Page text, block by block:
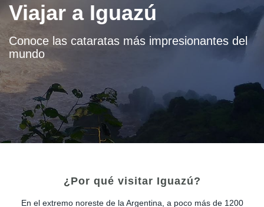
Viajar a Iguazú
Conoce las cataratas más impresionantes del
mundo
¿Por qué visitar Iguazú?
En el extremo noreste de la Argentina, a poco más de 1200